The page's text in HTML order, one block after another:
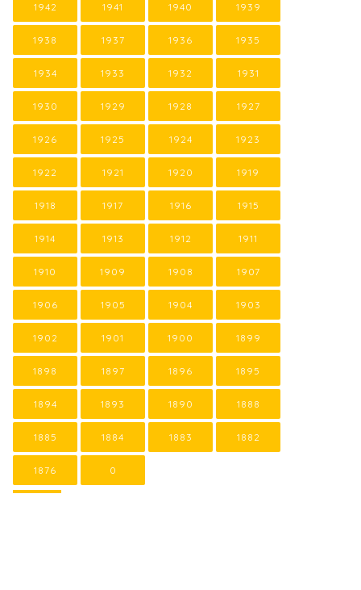
1942 1941 1940 1939
1938 1937 1936 1935
1934 1933 1932 1931
1930 1929 1928 1927
1926 1925 1924 1923
1922 1921 1920 1919
1918 1917 1916 1915
1914 1913 1912 1911
1910 1909 1908 1907
1906 1905 1904 1903
1902 1901 1900 1899
1898 1897 1896 1895
1894 1893 1890 1888
1885 1884 1883 1882
1876 0